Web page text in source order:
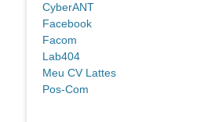
CyberANT
Facebook
Facom
Lab404
Meu CV Lattes
Pos-Com